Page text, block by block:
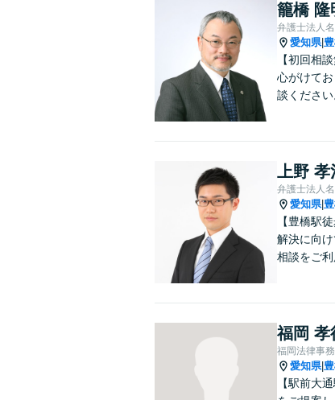
籠橋 隆
弁護士法人
愛知県|
【初回相
心がけて
談ください
上野 孝
弁護士法人
愛知県|
【豊橋駅
解決に向
相談をご利
福岡 孝
福岡法律事
愛知県|
【駅前大